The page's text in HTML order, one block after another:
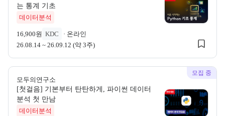
는 통계 기초
데이터분석
모두의연구
16,900원 KDC · 온라인
26.08.14 ~ 26.09.12 (약 3주)
모집 중
모두의연구소
[첫걸음] 기본부터 탄탄하게, 파이썬 데이터
분석 첫 만남모두의연구소
데이터분석
모두의연구